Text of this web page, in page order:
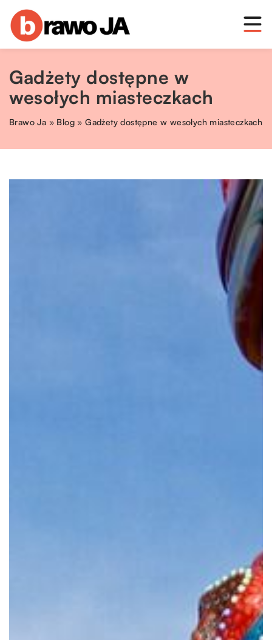
Gadżety dostępne w
wesołych miasteczkach
Brawo Ja » Blog »Gadżety dostępne w wesołych miasteczkach